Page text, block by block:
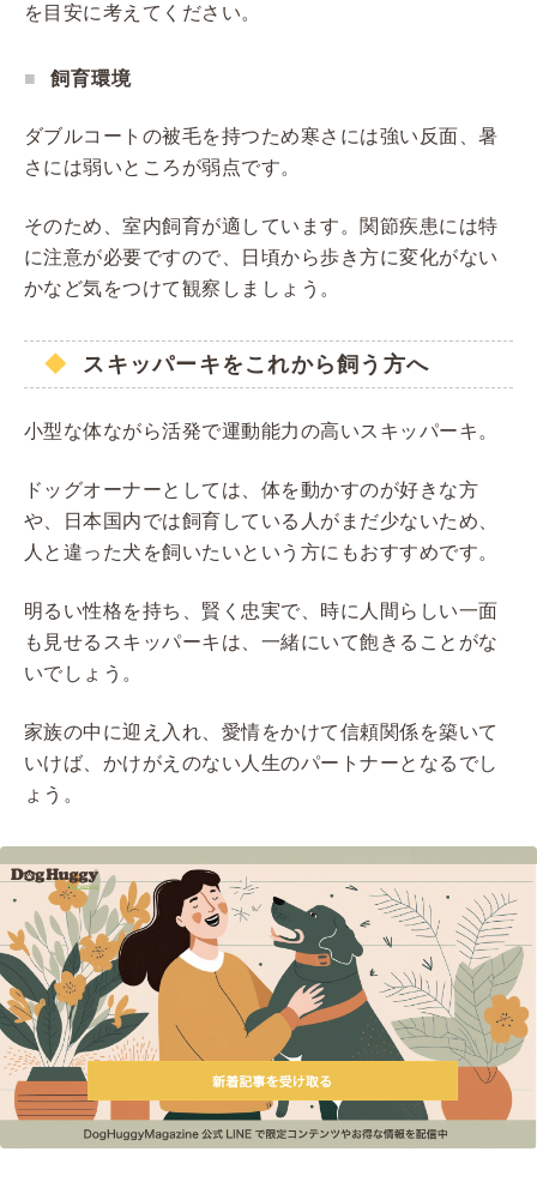
を目安に考えてください。
飼育環境
ダブルコートの被毛を持つため寒さには強い反面、暑
さには弱いところが弱点です。
そのため、室内飼育が適しています。関節疾患には特
に注意が必要ですので、日頃から歩き方に変化がない
かなど気をつけて観察しましょう。
スキッパーキをこれから飼う方へ
小型な体ながら活発で運動能力の高いスキッパーキ。
ドッグオーナーとしては、体を動かすのが好きな方
や、日本国内では飼育している人がまだ少ないため、
人と違った犬を飼いたいという方にもおすすめです。
明るい性格を持ち、賢く忠実で、時に人間らしい一面
も見せるスキッパーキは、一緒にいて飽きることがな
いでしょう。
家族の中に迎え入れ、愛情をかけて信頼関係を築いて
いけば、かけがえのない人生のパートナーとなるでし
ょう。